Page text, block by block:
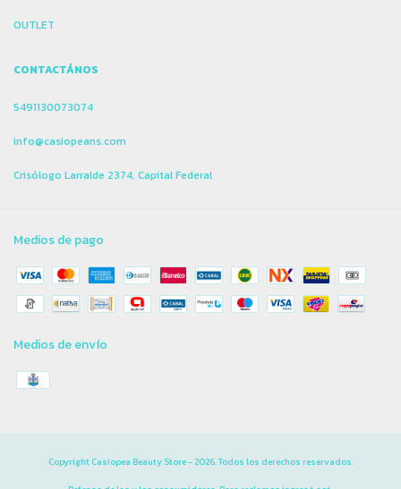
OUTLET
CONTACTÁNOS
5491130073074
info@casiopeans.com
Crisólogo Larralde 2374, Capital Federal
Medios de pago
Medios de envío
Copyright Casiopea Beauty Store - 2026. Todos los derechos reservados.